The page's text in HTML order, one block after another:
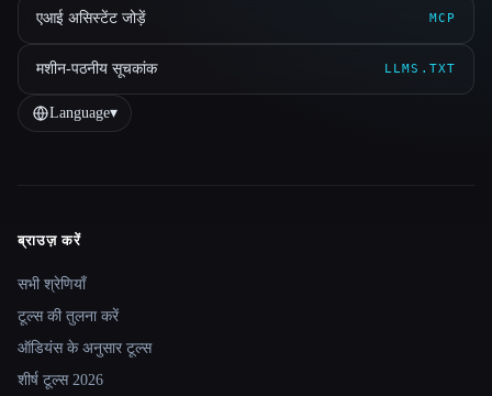
एआई असिस्टेंट जोड़ें MCP
मशीन-पठनीय सूचकांक LLMS.TXT
Language▾
Site navigation
ब्राउज़ करें
सभी श्रेणियाँ
टूल्स की तुलना करें
ऑडियंस के अनुसार टूल्स
शीर्ष टूल्स 2026